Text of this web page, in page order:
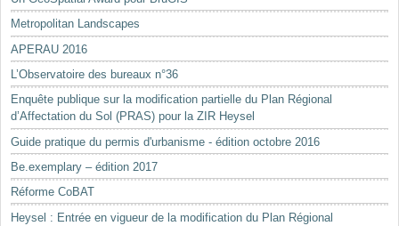
Metropolitan Landscapes
APERAU 2016
L’Observatoire des bureaux n°36
Enquête publique sur la modification partielle du Plan Régional
d’Affectation du Sol (PRAS) pour la ZIR Heysel
Guide pratique du permis d'urbanisme - édition octobre 2016
Be.exemplary – édition 2017
Réforme CoBAT
Heysel : Entrée en vigueur de la modification du Plan Régional